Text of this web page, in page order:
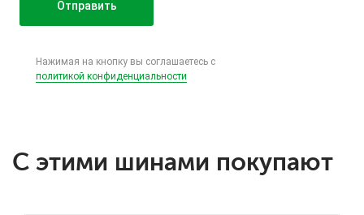
Нажимая на кнопку вы соглашаетесь с
политикой конфиденциальности
С этими шинами покупают